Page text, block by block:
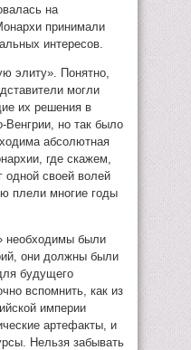
на
принимали
интересов.
элиту». Понятно,
могли
их решения в
Венгрии, но так было
абсолютная
где скажем,
одной своей волей
плели многие годы
необходимы были
они должны были
будущего
вспомнить, как из
империи
артефакты, и
Нельзя забывать